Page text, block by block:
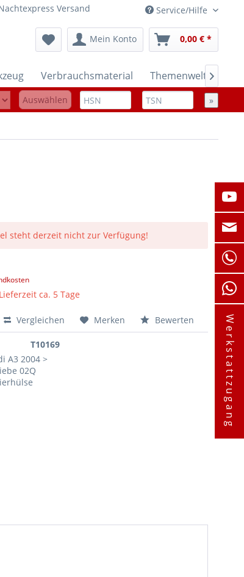
Versand Service/Hilfe
Mein Konto 0,00 € *
Verbrauchsmaterial Themenwelten

Auswählen »
steht derzeit nicht zur Verfügung!
ca. 5 Tage
Vergleichen Merken Bewerten
T10169
A3 2004 >
02Q
Werkstattzugang